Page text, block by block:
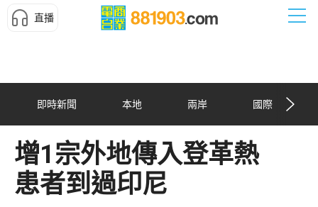
直播
即時新聞 本地 兩岸 國際
增1宗外地傳入登革熱
患者到過印尼